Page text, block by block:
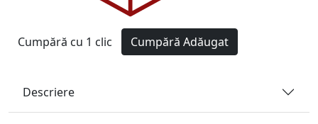
Cumpără cu 1 clic Cumpără Adăugat
Descriere